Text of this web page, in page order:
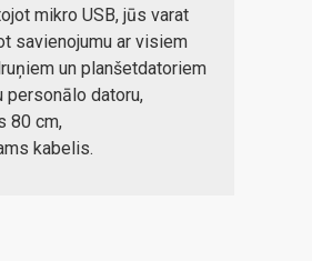
mikro USB, jūs varat
savienojumu ar visiem
un planšetdatoriem
personālo datoru,
80 cm,
kabelis.